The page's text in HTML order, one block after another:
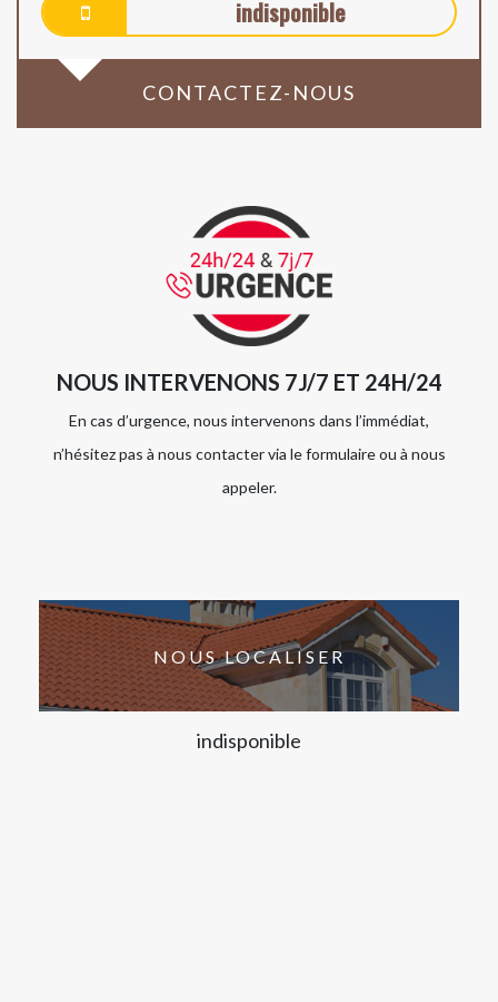
indisponible
CONTACTEZ-NOUS
NOUS INTERVENONS 7J/7 ET 24H/24
En cas d’urgence, nous intervenons dans l’immédiat,
n’hésitez pas à nous contacter via le formulaire ou à nous
appeler.
NOUS LOCALISER
indisponible